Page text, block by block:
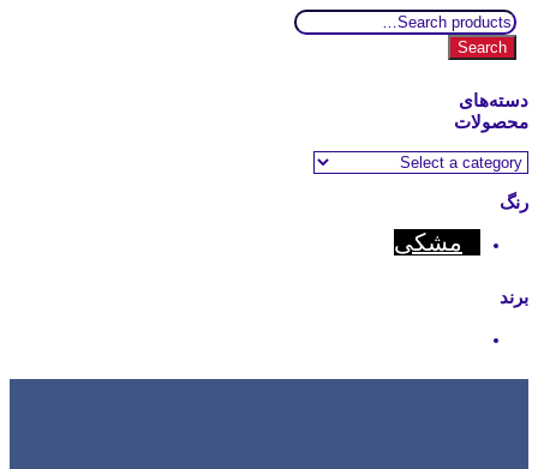
Search
for:
Search
دسته‌های
محصولات
رنگ
مشکی
برند